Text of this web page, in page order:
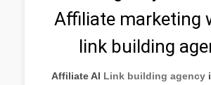
Affiliate marketing
link building
Affiliate AI Link building agency